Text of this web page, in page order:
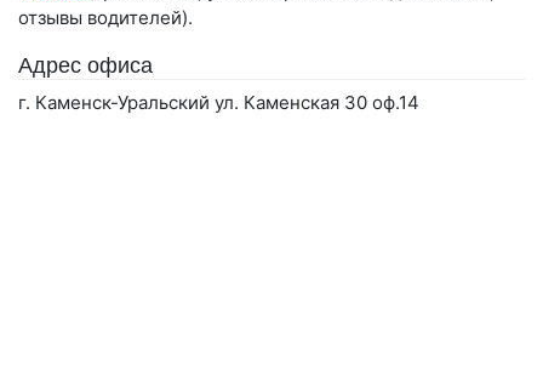
отзывы водителей).
Адрес офиса
г. Каменск-Уральский ул. Каменская 30 оф.14